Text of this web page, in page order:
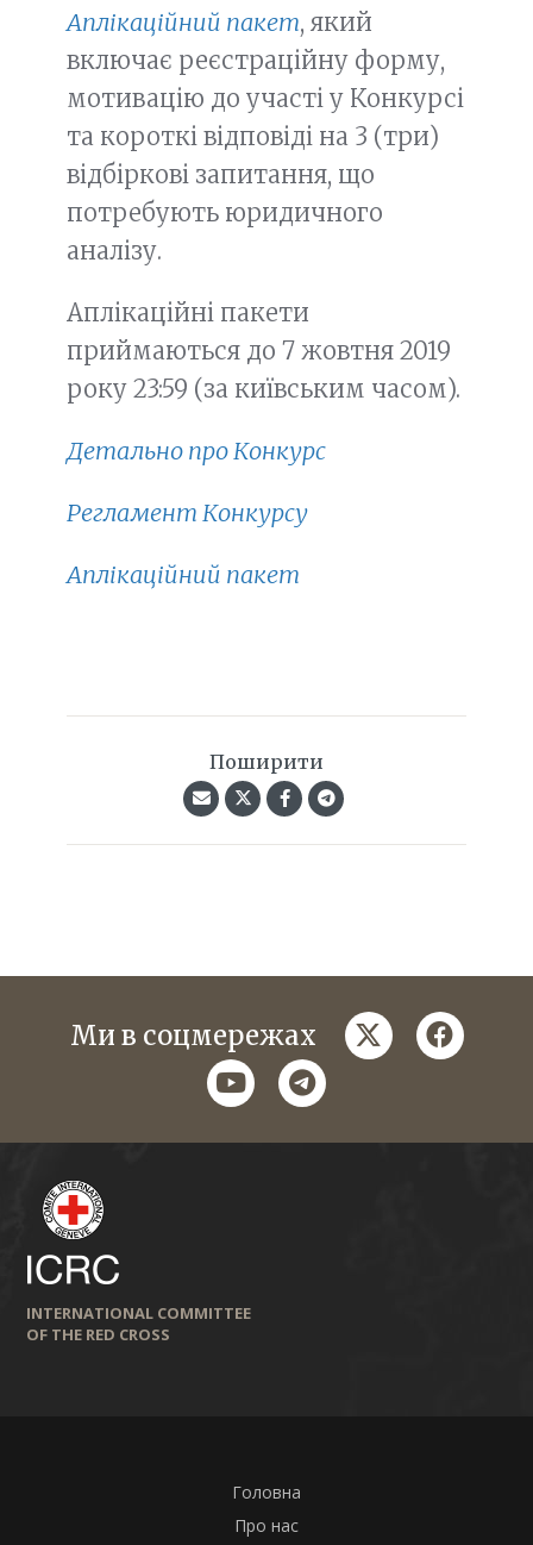
Аплікаційний пакет, який
включає реєстраційну форму,
мотивацію до участі у Конкурсі
та короткі відповіді на 3 (три)
відбіркові запитання, що
потребують юридичного
аналізу.
Аплікаційні пакети
приймаються до 7 жовтня 2019
року 23:59 (за київським часом).
Детально про Конкурс
Регламент Конкурсу
Аплікаційний пакет
Поширити
Ми в соцмережах twitter
youtubetelegram
INTERNATIONAL COMMITTEE
OF THE RED CROSS
Головна
Про нас